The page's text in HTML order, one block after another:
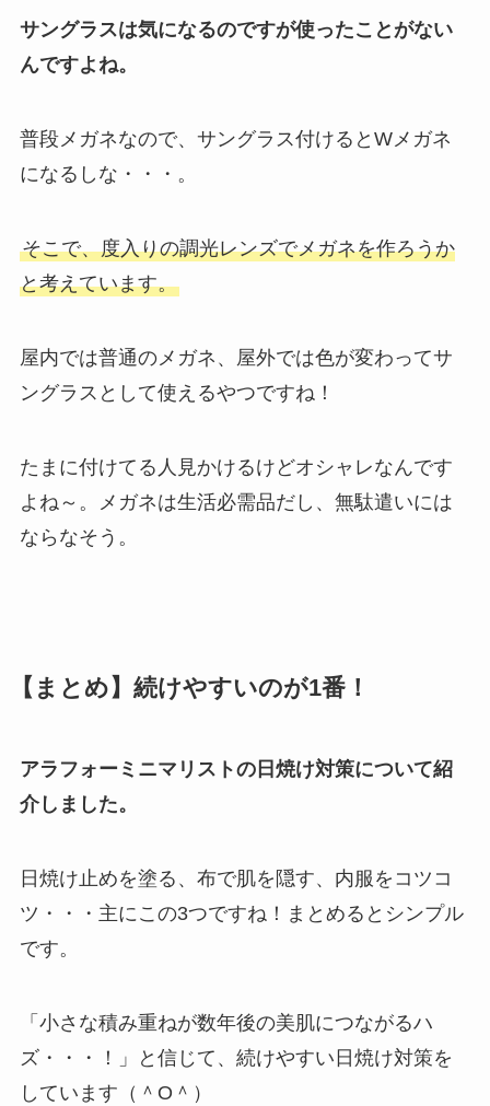
サングラスは気になるのですが使ったことがない
んですよね。
普段メガネなので、サングラス付けるとWメガネ
になるしな・・・。
そこで、度入りの調光レンズでメガネを作ろうか
と考えています。
屋内では普通のメガネ、屋外では色が変わってサ
ングラスとして使えるやつですね！
たまに付けてる人見かけるけどオシャレなんです
よね～。メガネは生活必需品だし、無駄遣いには
ならなそう。
【まとめ】続けやすいのが1番！
アラフォーミニマリストの日焼け対策について紹
介しました。
日焼け止めを塗る、布で肌を隠す、内服をコツコ
ツ・・・主にこの3つですね！まとめるとシンプル
です。
「小さな積み重ねが数年後の美肌につながるハ
ズ・・・！」と信じて、続けやすい日焼け対策を
しています（＾O＾）